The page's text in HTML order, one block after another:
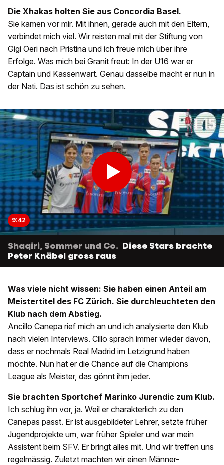
Die Xhakas holten Sie aus Concordia Basel.
Sie kamen vor mir. Mit ihnen, gerade auch mit den Eltern,
verbindet mich viel. Wir reisten mal mit der Stiftung von
Gigi Oeri nach Pristina und ich freue mich über ihre
Erfolge. Was mich bei Granit freut: In der U16 war er
Captain und Kassenwart. Genau dasselbe macht er nun in
der Nati. Das ist schön zu sehen.
9:42
Shaqiri, Sommer und Co. Diese Stars brachte
Peter Knäbel gross raus
Was viele nicht wissen: Sie haben einen Anteil am
Meistertitel des FC Zürich. Sie durchleuchteten den
Klub nach dem Abstieg.
Ancillo Canepa rief mich an und ich analysierte den Klub
nach vielen Interviews. Cillo sprach immer wieder davon,
dass er nochmals Real Madrid im Letzigrund haben
möchte. Nun hat er die Chance auf die Champions
League als Meister, das gönnt ihm jeder.
Sie brachten Sportchef Marinko Jurendic zum Klub.
Ich schlug ihn vor, ja. Weil er charakterlich zu den
Canepas passt. Er ist ausgebildeter Lehrer, setzte früher
Jugendprojekte um, war früher Spieler und war mein
Assistent beim SFV. Er bringt alles mit. Und wir treffen uns
regelmässig. Zuletzt machten wir einen Männer-